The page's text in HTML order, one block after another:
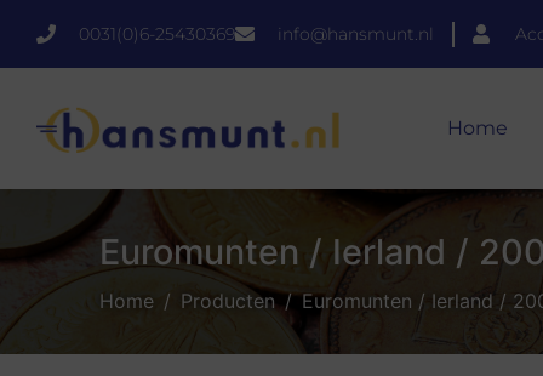
0031(0)6-25430369 info@hansmunt.nl
Home
Euromunten / Ierland /
Home Producten Euromunten / Ierland /